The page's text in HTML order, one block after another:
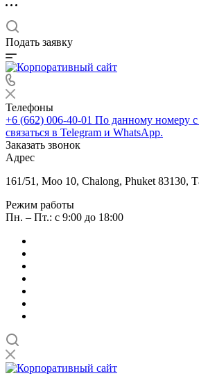
Подать заявку
Телефоны
+6 (662) 006-40-01 По данному номеру
связаться в Telegram и WhatsApp.
Заказать звонок
Адрес
161/51, Moo 10, Chalong, Phuket 83130,
Режим работы
Пн. – Пт.: с 9:00 до 18:00